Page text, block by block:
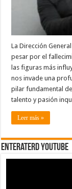
La Dirección
pesar por el
las figuras más
nos invade una
pilar fundamental
talento y pasión
Leer más »
EnterateRD YOUTUBE